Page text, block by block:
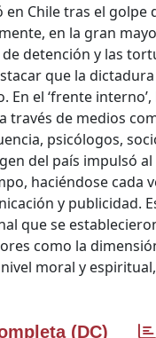
Chile tras el
en la gran
detención y las
que la
el ‘frente
de medios
psicólogos,
del país impulsó
haciéndose cada
y publicidad.
que se
como la
moral y
(DC)